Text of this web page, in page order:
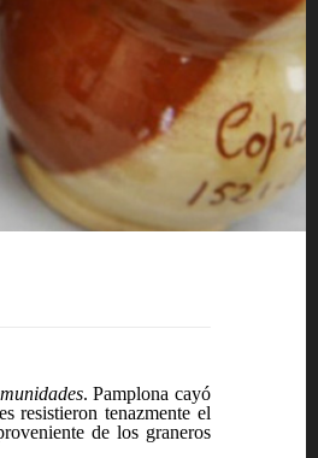
. Pamplona cayó
resistieron tenazmente el
de los graneros